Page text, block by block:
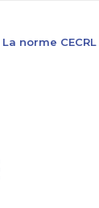
La norme CECRL